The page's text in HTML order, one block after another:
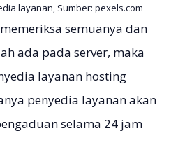
layanan, Sumber: pexels.com
semuanya dan
ada pada server, maka
layanan hosting
penyedia layanan akan
selama 24 jam